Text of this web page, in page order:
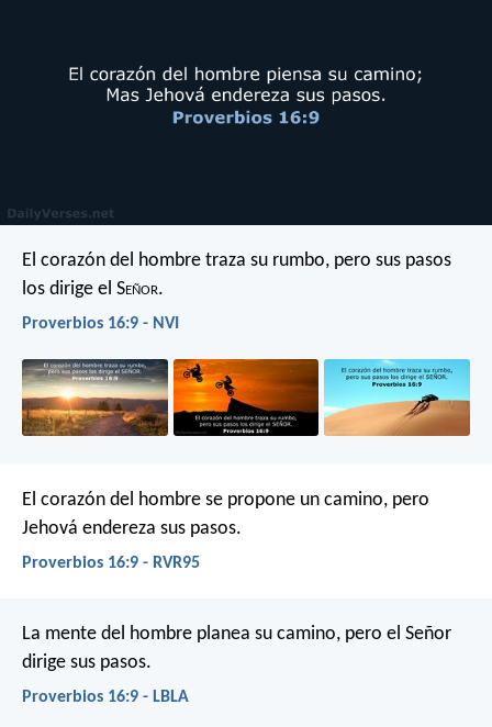
El corazón del hombre traza su rumbo, pero sus pasos
los dirige el Señor.
Proverbios 16:9 - NVI
El corazón del hombre se propone un camino, pero
Jehová endereza sus pasos.
Proverbios 16:9 - RVR95
La mente del hombre planea su camino, pero el Señor
dirige sus pasos.
Proverbios 16:9 - LBLA